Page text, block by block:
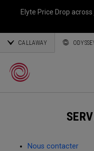
Elyte Price Drop across
CALLAWAY
Nous contacter